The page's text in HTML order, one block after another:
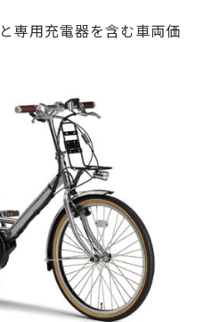
専用充電器を含む車両価